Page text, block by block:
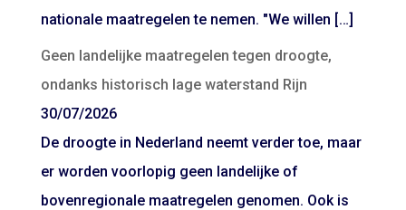
nationale maatregelen te nemen. "We willen […]
Geen landelijke maatregelen tegen droogte,
ondanks historisch lage waterstand Rijn
30/07/2026
De droogte in Nederland neemt verder toe, maar
er worden voorlopig geen landelijke of
bovenregionale maatregelen genomen. Ook is